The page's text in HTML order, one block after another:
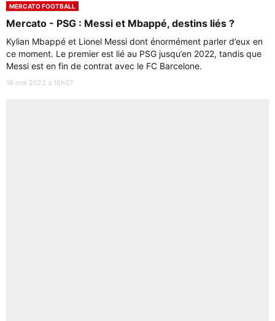
MERCATO FOOTBALL
Mercato - PSG : Messi et Mbappé, destins liés ?
Kylian Mbappé et Lionel Messi dont énormément parler d’eux en
ce moment. Le premier est lié au PSG jusqu’en 2022, tandis que
Messi est en fin de contrat avec le FC Barcelone.
16 mai 2022 à 16h07